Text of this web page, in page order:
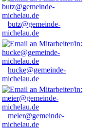
butz@gemeinde-
michelau.de
hucke@gemeinde-
michelau.de
meier@gemeinde-
michelau.de